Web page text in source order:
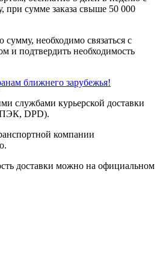
при сумме заказа свыше 50 000
необходимо связаться с
и подтвердить необходимость
ближнего зарубежья!
службами курьерской доставки
DPD).
компании
доставки можно на официальном